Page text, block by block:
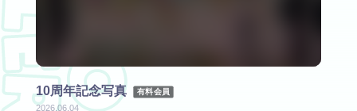
10周年記念写真 有料会員
2026.06.04